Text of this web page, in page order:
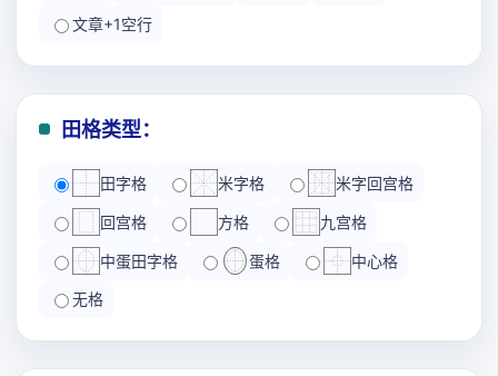
文章+1空行
田格类型：
田字格 米字格 米字回宫格
回宫格 方格 九宫格
中蛋田字格 蛋格 中心格
无格